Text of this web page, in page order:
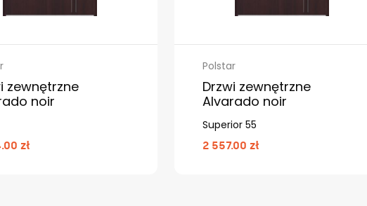
zewnętrzne
noir
zł
Polstar
Drzwi zewnętrzne
Alvarado noir
Superior 55
2 557.00 zł